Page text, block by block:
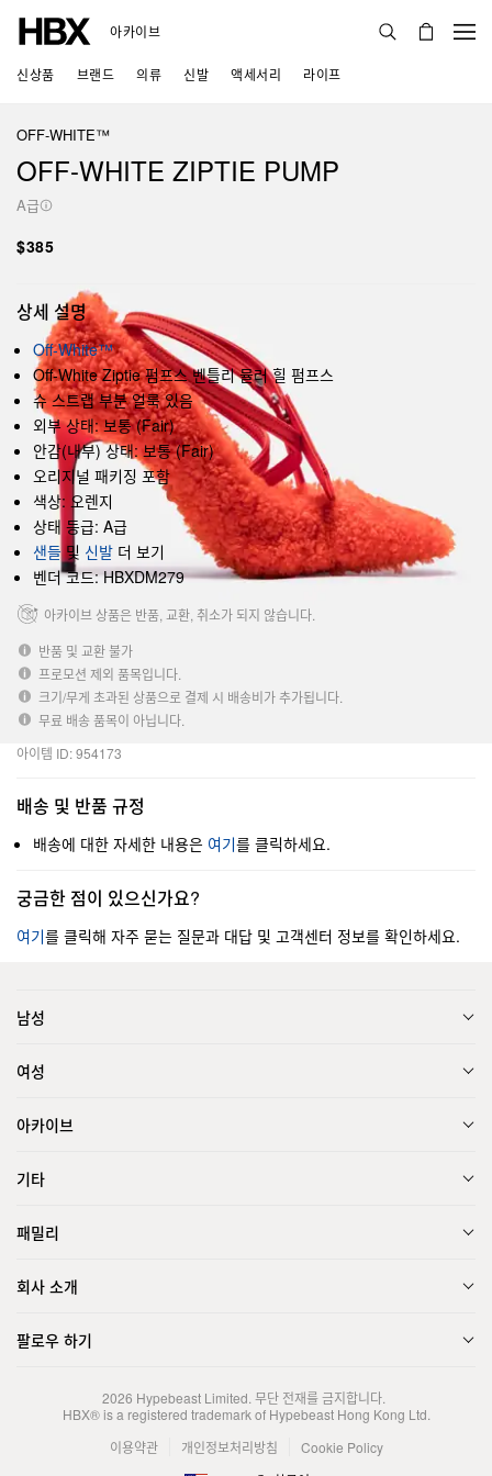
아카이브
신상품 브랜드 의류 신발 액세서리 라이프
OFF-WHITE™
OFF-WHITE ZIPTIE PUMP
A급
$385
상세 설명
Off-White™
Off-White Ziptie 펌프스 벤틀리 뮬러 힐 펌프스
슈 스트랩 부분 얼룩 있음
외부 상태: 보통 (Fair)
안감(내부) 상태: 보통 (Fair)
오리지널 패키징 포함
색상: 오렌지
상태 등급: A급
샌들 및 신발 더 보기
벤더 코드: HBXDM279
아카이브 상품은 반품, 교환, 취소가 되지 않습니다.
반품 및 교환 불가
프로모션 제외 품목입니다.
크기/무게 초과된 상품으로 결제 시 배송비가 추가됩니다.
무료 배송 품목이 아닙니다.
아이템 ID: 954173
배송 및 반품 규정
배송에 대한 자세한 내용은 여기를 클릭하세요.
궁금한 점이 있으신가요?
여기를 클릭해 자주 묻는 질문과 대답 및 고객센터 정보를 확인하세요.
남성
여성
아카이브
기타
패밀리
회사 소개
팔로우 하기
2026 Hypebeast Limited. 무단 전재를 금지합니다.
HBX® is a registered trademark of Hypebeast Hong Kong Ltd.
이용약관
개인정보처리방침
Cookie Policy